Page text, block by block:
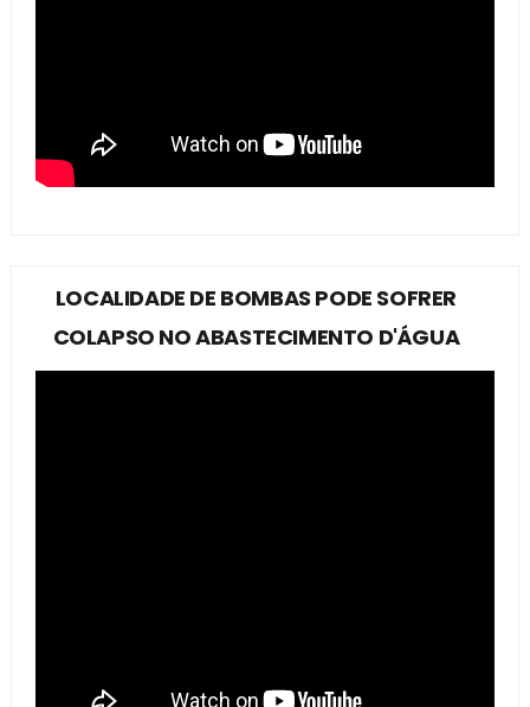
LOCALIDADE DE BOMBAS PODE SOFRER
COLAPSO NO ABASTECIMENTO D'ÁGUA